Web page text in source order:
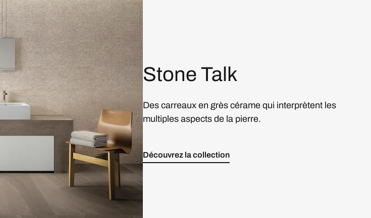
Stone Talk
Des carreaux en grès cérame qui interprètent les
multiples aspects de la pierre.
Découvrez la collection